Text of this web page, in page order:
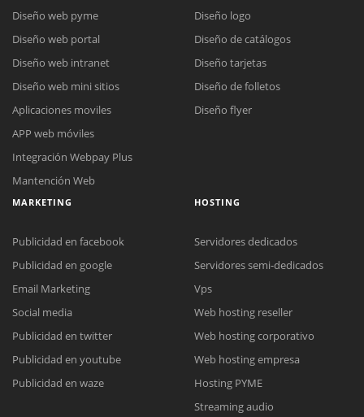
Reunión online
Meet para la reunión online.
Cotización
Chat Online
Todos nuestros ejecutivos están fuera de línea. Complete el formulario
Diseño web pyme
Diseño web portal
Diseño web intranet
Diseño web mini sitios
Aplicaciones moviles
APP web móviles
Integración Webpay Plus
Mantención Web
Diseño logo
Diseño de catálogos
Diseño tarjetas
Diseño de folletos
Diseño flyer
MARKETING
Publicidad en facebook
Publicidad en google
Email Marketing
Social media
Publicidad en twitter
Publicidad en youtube
Publicidad en waze
HOSTING
Servidores dedicados
Servidores semi-dedicados
Vps
Web hosting reseller
Web hosting corporativo
Web hosting empresa
Hosting PYME
Streaming audio